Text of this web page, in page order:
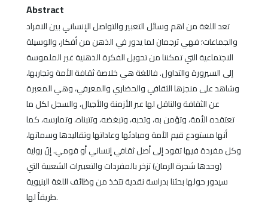
Abstract
تعد اللغة من اهم وسائل التعبير والتواصل الإنساني بين الافراد
والجماعات؛ فهي ترجمان لما يدور في الذهن من أفكار، والوسيلة
الاجتماعية التي تمكننا من تحويل الفكرة الذهنية غير الملموسة
إلى السيرورة والتداول. فاللغة هي خلاصة ثقافة الأمة وتجاربها،
وشاهد على منجزها الثقافي والحضاري والمعرفي، وهي المعبرة
عن الثقافة والناقل لها عبر الأزمنة والأجيال، والسجل لكل ما
تعتقده الأمة، وتؤمن به، وتحبه، وتبغضه، وتتبناه، وتمارسه، كما
أنها مستودع قيم الأمة ومبادئها وعاداتها وتقاليدها وسماتها،
وكل مفردة فيها تقود إلى أصل ثقافي إنساني أو قومي. إنّ رواية
(وحدها شجرة الرمان) تزخر بالمفردات والتعبيرات الشعبية التي
سيدور حولها بحثنا بدراسة نقدية تتخذ من وظائف اللغة البنيوية
طريقاً لها.